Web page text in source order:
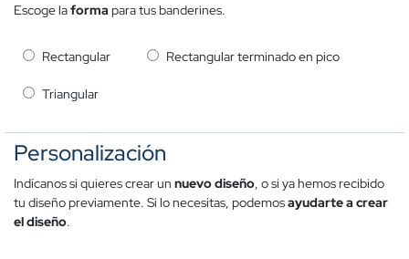
Escoge laforma para tus banderines.
Rectangular Rectangular terminado en pico
Triangular
Personalización
Indícanos si quieres crear un nuevodiseño, o si ya hemos recibido
tu diseño previamente. Si lo necesitas, podemosayudarte a crear
el diseño.